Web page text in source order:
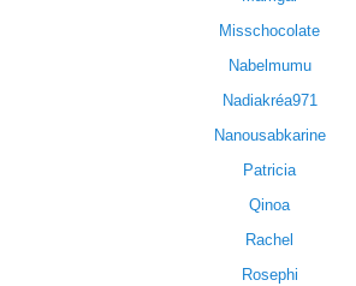
Misschocolate
Nabelmumu
Nadiakréa971
Nanousabkarine
Patricia
Qinoa
Rachel
Rosephi